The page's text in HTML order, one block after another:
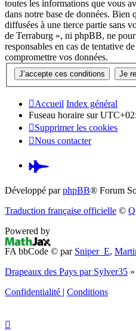
toutes les informations que vous
dans notre base de données. Bien
diffusées à une tierce partie sans
de Terraburg », ni phpBB, ne
responsables en cas de tentative
compromettre vos données.
Accueil Index général
Fuseau horaire sur
Supprimer les cookies
Nous contacter
Pardus.at
(S’ouvre
nouvel
Développé parphpBB® Forum
Traduction française officielle ©
Powered by
FA bbCode © par Sniper_E,
Drapeaux des Pays par Sylver35
Confidentialité | Conditions